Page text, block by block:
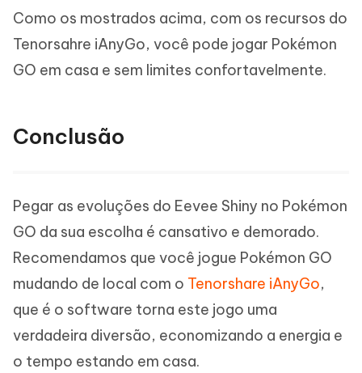
Como os mostrados acima, com os recursos do
Tenorsahre iAnyGo, você pode jogar Pokémon
GO em casa e sem limites confortavelmente.
Conclusão
Pegar as evoluções do Eevee Shiny no Pokémon
GO da sua escolha é cansativo e demorado.
Recomendamos que você jogue Pokémon GO
mudando de local com o Tenorshare iAnyGo,
que é o software torna este jogo uma
verdadeira diversão, economizando a energia e
o tempo estando em casa.